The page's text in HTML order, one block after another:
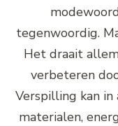
tegenwoordig.
Het draait
verbeteren
Verspilling kan
materialen,